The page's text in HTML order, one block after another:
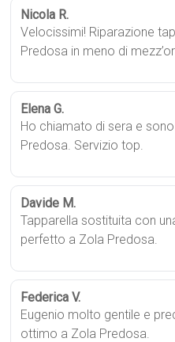
Nicola R.
Velocissimi! Riparazione
Predosa in meno di
Elena G.
Ho chiamato di sera e
Predosa. Servizio top.
Davide M.
Tapparella sostituita con
perfetto a Zola Predosa.
Federica V.
Eugenio molto gentile e
ottimo a Zola Predosa.